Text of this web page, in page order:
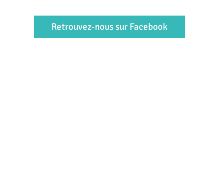
Retrouvez-nous sur Facebook